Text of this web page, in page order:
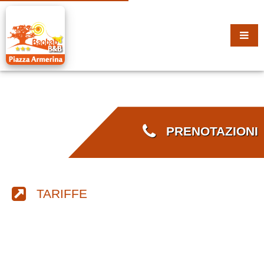
PRENOTAZIONI
TARIFFE